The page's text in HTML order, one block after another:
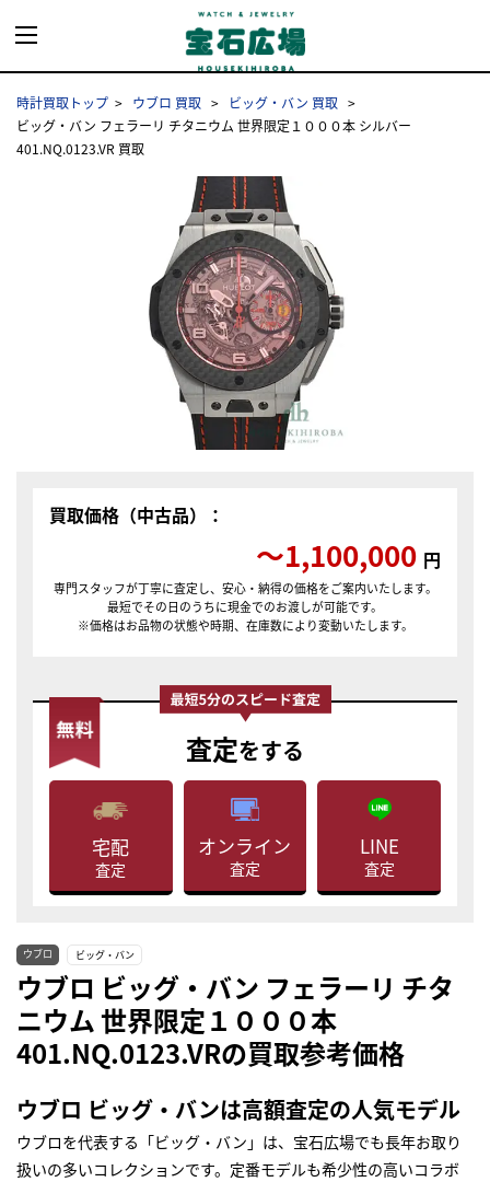
時計買取トップ ウブロ 買取
ビッグ・バン 買取
ビッグ・バン フェラーリ チタニウム 世界限定１０００本 シルバー
401.NQ.0123.VR 買取
買取価格（中古品）：
〜1,100,000 円
専門スタッフが丁寧に査定し、安心・納得の価格をご案内いたします。
最短でその日のうちに現金でのお渡しが可能です。
※価格はお品物の状態や時期、在庫数により変動いたします。
査定をする
宅配
査定
オンライン
査定
LINE
査定
ウブロ ビッグ・バン
ウブロ ビッグ・バン フェラーリ チタ
ニウム 世界限定１０００本
401.NQ.0123.VRの買取参考価格
ウブロ ビッグ・バンは高額査定の人気モデル
ウブロを代表する「ビッグ・バン」は、宝石広場でも長年お取り
扱いの多いコレクションです。定番モデルも希少性の高いコラボ